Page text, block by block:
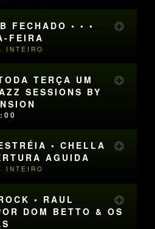
FECHADO • • •
FEIRA
INTEIRO
TERÇA UM
SESSIONS BY
• CHELLA
AGUIDA
INTEIRO
• RAUL
DOM BETTO & OS